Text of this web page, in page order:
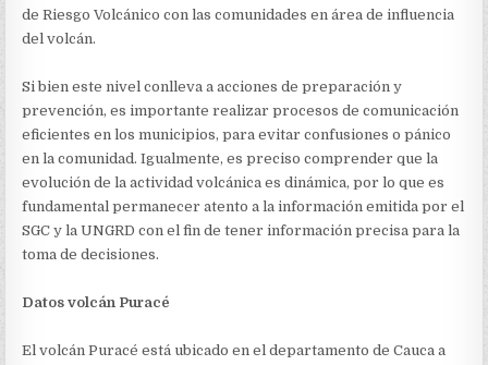
de Riesgo Volcánico con las comunidades en área de influencia
del volcán.
Si bien este nivel conlleva a acciones de preparación y
prevención, es importante realizar procesos de comunicación
eficientes en los municipios, para evitar confusiones o pánico
en la comunidad. Igualmente, es preciso comprender que la
evolución de la actividad volcánica es dinámica, por lo que es
fundamental permanecer atento a la información emitida por el
SGC y la UNGRD con el fin de tener información precisa para la
toma de decisiones.
Datos volcán Puracé
El volcán Puracé está ubicado en el departamento de Cauca a